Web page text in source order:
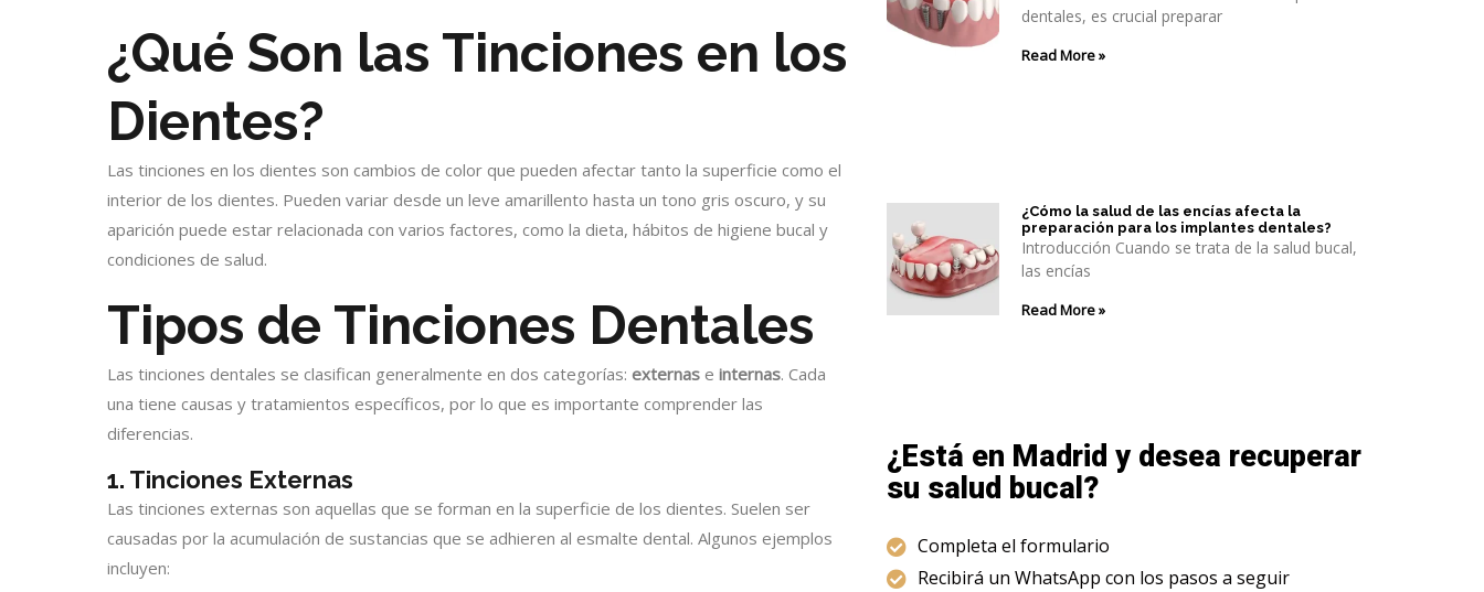
¿Qué Son las Tinciones en los
Dientes?
Las tinciones en los dientes son cambios de color que pueden afectar tanto la superficie como el
interior de los dientes. Pueden variar desde un leve amarillento hasta un tono gris oscuro, y su
aparición puede estar relacionada con varios factores, como la dieta, hábitos de higiene bucal y
condiciones de salud.
Tipos de Tinciones Dentales
Las tinciones dentales se clasifican generalmente en dos categorías: externas e internas. Cada
una tiene causas y tratamientos específicos, por lo que es importante comprender las
diferencias.
1. Tinciones Externas
Las tinciones externas son aquellas que se forman en la superficie de los dientes. Suelen ser
causadas por la acumulación de sustancias que se adhieren al esmalte dental. Algunos ejemplos
incluyen:
dentales, es crucial preparar
Read More »
¿Cómo la salud de las encías afecta la
preparación para los implantes dentales?
Introducción Cuando se trata de la salud bucal,
las encías
Read More »
¿Está en Madrid y desea recuperar
su salud bucal?
Completa el formulario
Recibirá un WhatsApp con los pasos a seguir